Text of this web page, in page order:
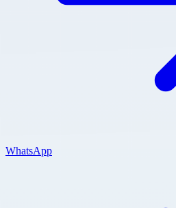
WhatsApp